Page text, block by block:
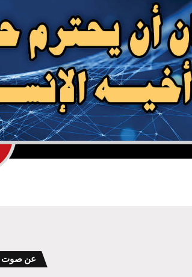
منصات الشحن البحري
الموانئ السعودية
بحضور اتحاد القوى الشعبية ..
تصدر تقريرا حقوقياً بعنوان “دماء
عن صوت